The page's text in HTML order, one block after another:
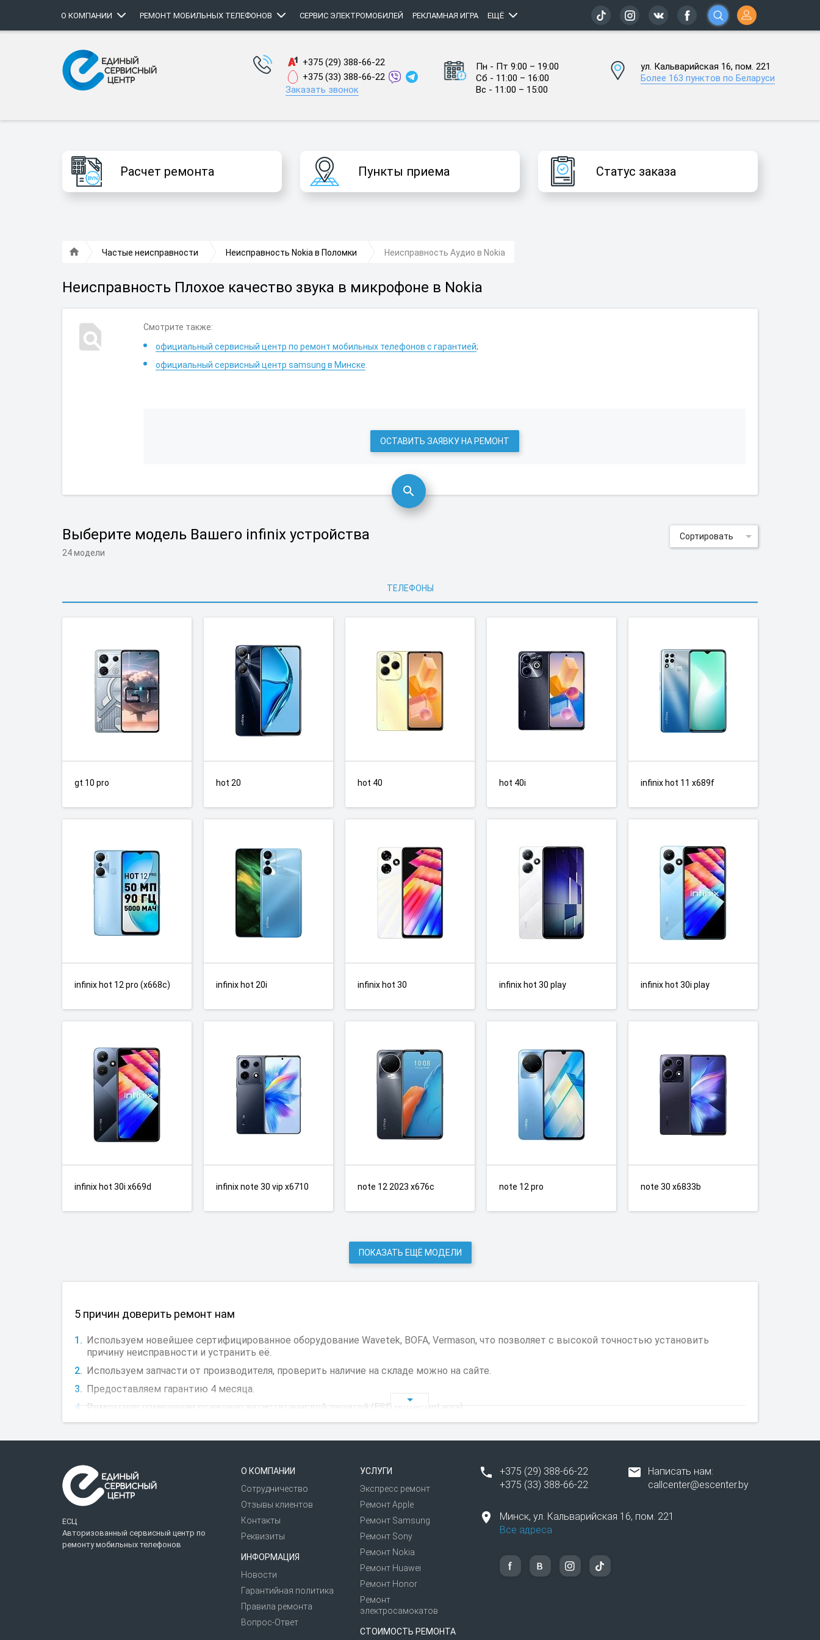
О КОМПАНИИ РЕМОНТ МОБИЛЬНЫХ ТЕЛЕФОНОВ СЕРВИС ЭЛЕКТРОМОБИЛЕЙ РЕКЛАМНАЯ ИГРА ЕЩЁ
+375 (29) 388-66-22
+375 (33) 388-66-22
Заказать звонок
Пн - Пт 9:00 – 19:00
Сб - 11:00 – 16:00
Вс - 11:00 – 15:00
ул. Кальварийская 16, пом. 221
Более 163 пунктов по Беларуси
Расчет ремонта Пункты приема Статус заказа
Частые неисправности Неисправность Nokia в Поломки Неисправность Аудио в Nokia
Неисправность Плохое качество звука в микрофоне в Nokia
Смотрите также:
официальный сервисный центр по ремонт мобильных телефонов с гарантией;
официальный сервисный центр samsung в Минске
ОСТАВИТЬ ЗАЯВКУ НА РЕМОНТ
Выберите модель Вашего infinix устройства
24 модели
Сортировать
ТЕЛЕФОНЫ
gt 10 pro hot 20 hot 40 hot 40i infinix hot 11 x689f
infinix hot 12 pro (x668c) infinix hot 20i infinix hot 30 infinix hot 30 play infinix hot 30i play
infinix hot 30i x669d infinix note 30 vip x6710 note 12 2023 x676c note 12 pro note 30 x6833b
ПОКАЗАТЬ ЕЩЁ МОДЕЛИ
5 причин доверить ремонт нам
Используем новейшее сертифицированное оборудование Wavetek, BOFA, Vermason, что позволяет с высокой точностью установить
причину неисправности и устранить её.
Используем запчасти от производителя, проверить наличие на складе можно на сайте.
Предоставляем гарантию 4 месяца.
Ремонтное помещение оснащено антистатической защитой (ESD protected area).
Более 120 точек приема в 30 городах.
возможна полная потеря внутренней памяти. Также рекомендуем временно отключить пароль, установленный на устройстве, для удобной и
быстрой работы мастера.
«Единый сервисный центр» — это сертифицированный ремонт телефонов и планшетов «Нокиа» и европейский уровень обслуживания
ЕСЦ
Авторизованный сервисный центр по
ремонту мобильных телефонов
О КОМПАНИИ
Сотрудничество
Отзывы клиентов
Контакты
Реквизиты
ИНФОРМАЦИЯ
Новости
Гарантийная политика
Правила ремонта
Вопрос-Ответ
УСЛУГИ
Экспресс ремонт
Ремонт Apple
Ремонт Samsung
Ремонт Sony
Ремонт Nokia
Ремонт Huawei
Ремонт Honor
Ремонт
электросамокатов
СТОИМОСТЬ РЕМОНТА
+375 (29) 388-66-22
+375 (33) 388-66-22
Написать нам:
callcenter@escenter.by
Минск, ул. Кальварийская 16, пом. 221
Все адреса